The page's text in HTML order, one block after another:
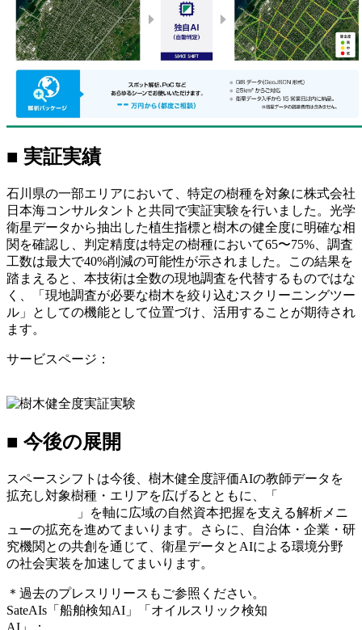
■ 実証実績
石川県の一部エリアにおいて、特定の樹種を対象に株式会社
日本海コンサルタントと共同で実証実験を行いました。光学
衛星データから抽出した植生指標と樹木の健全度に明確な相
関を確認し
判定精度は特定の樹種において65〜75% 、調査
工数は最大で40%削減の可能性が示されました。この結果を
踏まえると、本技術は全数の現地調査を代替するものではな
く、「現地調査が必要な樹木を絞り込むスクリーニングツー
ル」としての機能として位置づけ、活用することが期待され
ます。
サービスページ：
■ 今後の展開
スペースシフトは今後、樹木健全度評価AIの教師データを
拡充し対象樹種・エリアを広げるとともに、「
」を軸に広域の自然資本把握を支える解析メニ
ューの拡充を進めてまいります。さらに、自治体・企業・研
究機関との共創を通じて、衛星データと AIによる環境分野
の社会実装を加速してまいります。
＊過去のプレスリリースもご参照ください。
SateAIs 「船舶検知AI 」「オイルスリック検知
AI 」：